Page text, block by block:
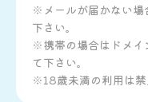
※メールが届かない場
下さい。
※携帯の場合はドメ
て下さい。
※18歳未満の利用は禁